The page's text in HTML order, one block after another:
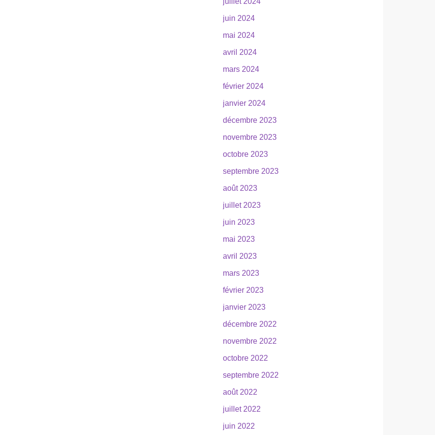
juin 2024
mai 2024
avril 2024
mars 2024
février 2024
janvier 2024
décembre 2023
novembre 2023
octobre 2023
septembre 2023
août 2023
juillet 2023
juin 2023
mai 2023
avril 2023
mars 2023
février 2023
janvier 2023
décembre 2022
novembre 2022
octobre 2022
septembre 2022
août 2022
juillet 2022
juin 2022